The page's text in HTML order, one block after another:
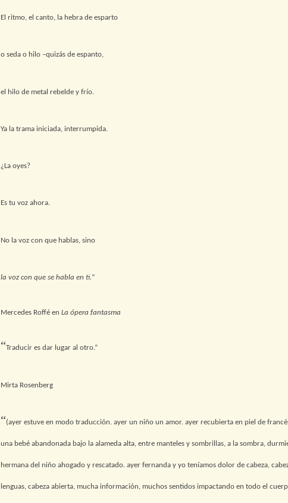
El ritmo, el canto, la hebra de esparto
o seda o hilo –quizás de espanto,
el hilo de metal rebelde y frío.
Ya la trama iniciada, interrumpida.
¿La oyes?
Es tu voz ahora.
No la voz con que hablas, sino
la voz con que se habla en ti.”
Mercedes Roffé en La ópera fantasma
“Traducir es dar lugar al otro.”
Mirta Rosenberg
“(ayer estuve en modo traducción. ayer un niño un amor. ayer recubierta en piel de
una bebé abandonada bajo la alameda alta, entre manteles y sombrillas, a la sombra,
hermana del niño ahogado y rescatado. ayer fernanda y yo teníamos dolor de cabeza,
lenguas, cabeza abierta, mucha información, muchos sentidos impactando en todo el